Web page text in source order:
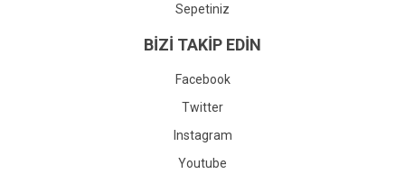
Sepetiniz
BİZİ TAKİP EDİN
Facebook
Twitter
Instagram
Youtube